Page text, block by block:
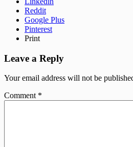
Reddit
Google Plus
Pinterest
Print
Leave a Reply
Your email address will not be
Comment *